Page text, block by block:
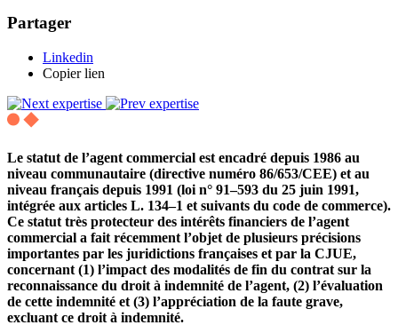
Partager
Linkedin
Copier lien
Le statut de l’agent commercial est encadré depuis 1986 au
niveau communautaire (directive numéro 86/653/CEE) et au
niveau français depuis 1991 (loi n° 91–593 du 25 juin 1991,
intégrée aux articles L. 134–1 et suivants du code de commerce).
Ce statut très protecteur des intérêts financiers de l’agent
commercial a fait récemment l’objet de plusieurs précisions
importantes par les juridictions françaises et par la CJUE,
concernant (1) l’impact des modalités de fin du contrat sur la
reconnaissance du droit à indemnité de l’agent, (2) l’évaluation
de cette indemnité et (3) l’appréciation de la faute grave,
excluant ce droit à indemnité.